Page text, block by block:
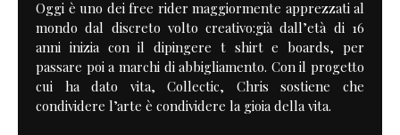
Oggi è uno dei free rider maggiormente apprezzati al
mondo dal discreto volto creativo:già dall’età di 16
anni inizia con il dipingere t shirt e boards, per
passare poi a marchi di abbigliamento. Con il progetto
cui ha dato vita, Collectic, Chris sostiene che
condividere l’arte è condividere la gioia della vita.